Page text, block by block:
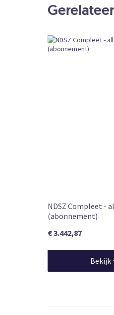
Producttype
External URL
NDSZ Compleet -
(abonnement)
€ 3.442,87
Bekijk